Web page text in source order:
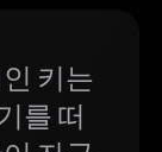
키는
를 떠